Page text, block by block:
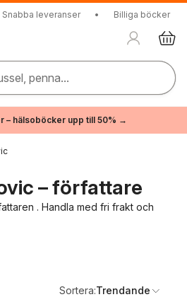
Snabba leveranser • Billiga böcker
penna...
– hälsoböcker upp till 50% →
– författare
. Handla med fri frakt och
Sortera:Trendande